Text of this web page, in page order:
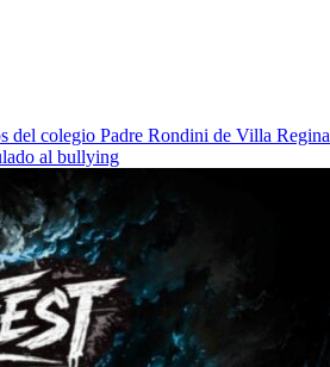
del colegio Padre Rondini de Villa Regina
al bullying